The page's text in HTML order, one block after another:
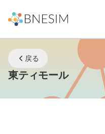
戻る
東ティモールeSIM |